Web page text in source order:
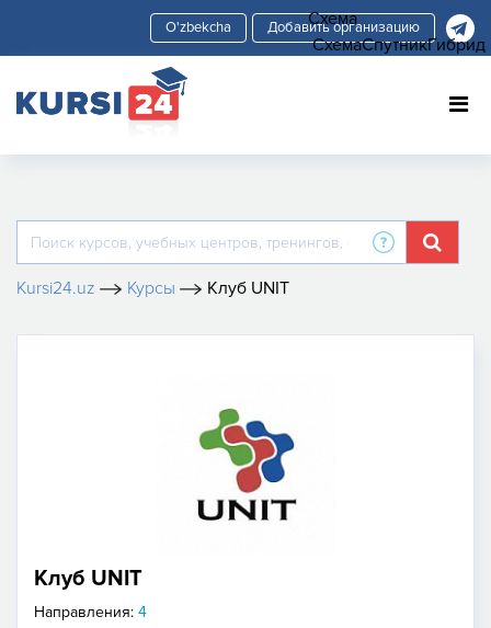
Добавить организацию
Kursi24.uz Курсы Клуб UNIT
Клуб UNIT
Направления: 4
Схема
СхемаСпутникГибрид